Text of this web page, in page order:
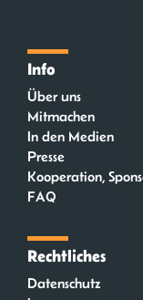
Info
Über uns
Mitmachen
In den Medien
Presse
Kooperation,
FAQ
Rechtliches
Datenschutz